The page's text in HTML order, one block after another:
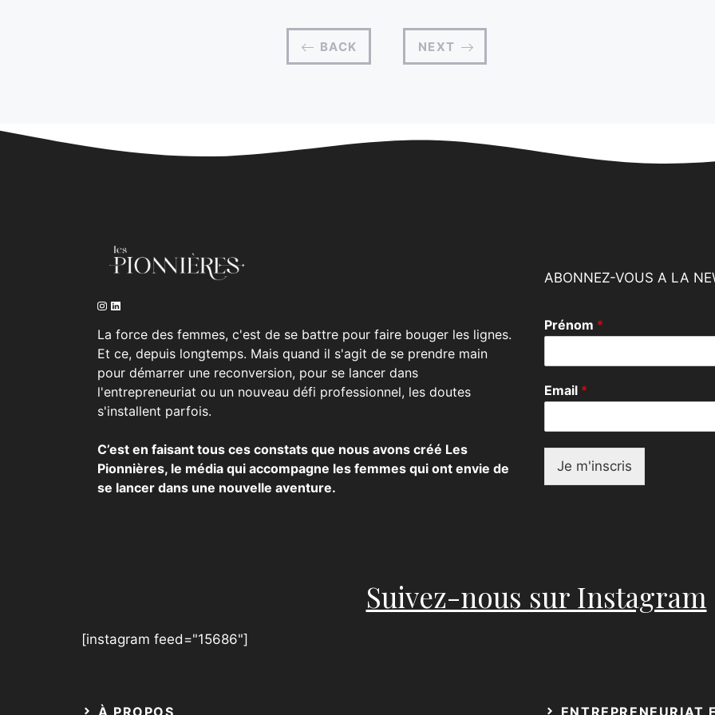
BACK NEXT
La force des femmes, c'est de se battre pour faire bouger les lignes.
Et ce, depuis longtemps. Mais quand il s'agit de se prendre main
pour démarrer une reconversion, pour se lancer dans
l'entrepreneuriat ou un nouveau défi professionnel, les doutes
s'installent parfois.
C’est en faisant tous ces constats que nous avons créé Les
Pionnières, le média qui accompagne les femmes qui ont envie de
se lancer dans une nouvelle aventure.
ABONNEZ-VOUS A LA
Prénom *
E
m
i
l
i
l
Email *
Je m'inscris
Suivez-nous sur Instagram
[instagram feed="15686"]
À PROPOS ENTREPRENEURIAT